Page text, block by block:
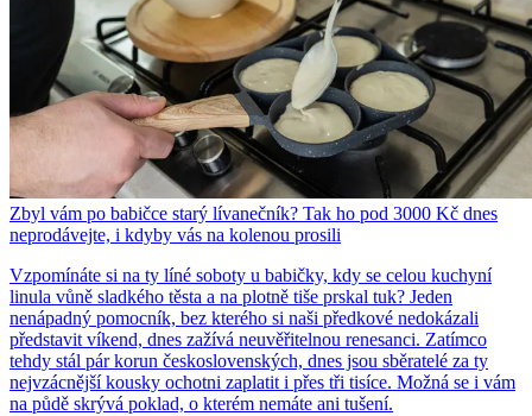
Zbyl vám po babičce starý lívanečník? Tak ho pod 3000 Kč dnes
neprodávejte, i kdyby vás na kolenou prosili
Vzpomínáte si na ty líné soboty u babičky, kdy se celou kuchyní
linula vůně sladkého těsta a na plotně tiše prskal tuk? Jeden
nenápadný pomocník, bez kterého si naši předkové nedokázali
představit víkend, dnes zažívá neuvěřitelnou renesanci. Zatímco
tehdy stál pár korun československých, dnes jsou sběratelé za ty
nejvzácnější kousky ochotni zaplatit i přes tři tisíce. Možná se i vám
na půdě skrývá poklad, o kterém nemáte ani tušení.